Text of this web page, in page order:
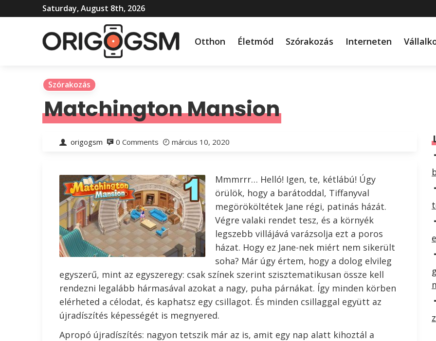
Saturday, August 8th, 2026
Otthon Életmód Szórakozás Interneten
Szórakozás
Matchington Mansion
origogsm 0 Comments március 10, 2020
Mmmrrr… Helló! Igen, te, kétlábú! Úgy
örülök, hogy a barátoddal, Tiffanyval
megörököltétek Jane régi, patinás házát.
Végre valaki rendet tesz, és a környék
legszebb villájává varázsolja ezt a poros
házat. Hogy ez Jane-nek miért nem sikerült
soha? Már úgy értem, hogy a dolog elvileg
egyszerű, mint az egyszeregy: csak színek szerint szisztematikusan össze kell
rendezni legalább hármasával azokat a nagy, puha párnákat. Így minden körben
elérheted a célodat, és kaphatsz egy csillagot. És minden csillaggal együtt az
újradíszítés képességét is megnyered.
Apropó újradíszítés: nagyon tetszik már az is, amit egy nap alatt kihoztál a